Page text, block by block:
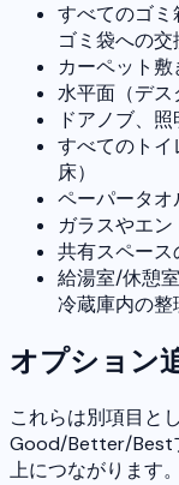
すべてのゴ
ゴミ袋への交
カーペット
水平面（デス
ドアノブ、
すべてのトイ
床）
ペーパータ
ガラスやエ
共有スペー
給湯室/休憩
冷蔵庫内の整
オプション
これらは別項目と
Good/Better/Best
上につながります。